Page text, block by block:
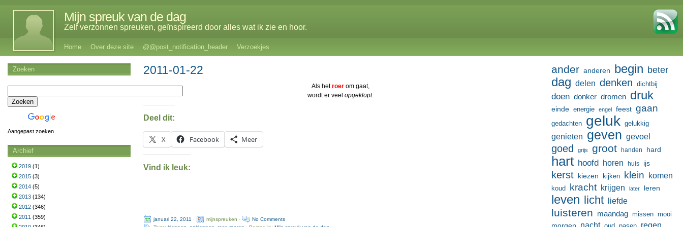
Mijn spreuk van de dag
Zelf verzonnen spreuken, geïnspireerd door alles wat ik zie en hoor.
Home Over deze site @@post_notification_header Verzoekjes
2011-01-22
Als hetroer om gaat,
wordt er veel opgeklopt.
Deel dit:
X Facebook Meer
Vind ik leuk:
januari 22, 2011 · mijnspreuken ·
No Comments
ander anderen begin beter
dag delen denken dichtbij
doen donker dromen druk
einde energie engel feest gaan
gedachten geluk gelukkig
genieten geven gevoel
goed grijs groot handen hard
hart hoofd horen huis ijs
kerst kiezen kijken klein komen
koud kracht krijgen later leren
leven licht liefde
luisteren maandag missen mooi
nacht regen
Zoeken
Aangepast zoeken
Archief
2019 (1)
2015 (3)
2014 (5)
2013 (134)
2012 (346)
2011 (359)